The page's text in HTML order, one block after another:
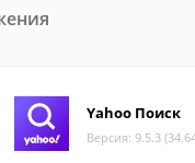
Yahoo Поиск
Версия: 9.5.3